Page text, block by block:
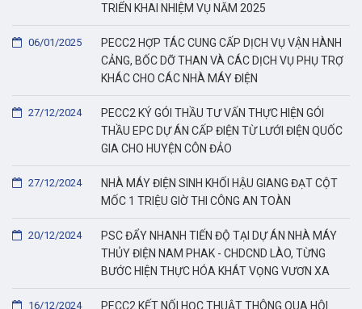
TRIỂN KHAI NHIỆM VỤ NĂM 2025
PECC2 HỢP TÁC CUNG CẤP DỊCH VỤ VẬN HÀNH
CẢNG, BỐC DỠ THAN VÀ CÁC DỊCH VỤ PHỤ TRỢ
KHÁC CHO CÁC NHÀ MÁY ĐIỆN
06/01/2025
PECC2 KÝ GÓI THẦU TƯ VẤN THỰC HIỆN GÓI
THẦU EPC DỰ ÁN CẤP ĐIỆN TỪ LƯỚI ĐIỆN QUỐC
GIA CHO HUYỆN CÔN ĐẢO
27/12/2024
NHÀ MÁY ĐIỆN SINH KHỐI HẬU GIANG ĐẠT CỘT
MỐC 1 TRIỆU GIỜ THI CÔNG AN TOÀN
27/12/2024
PSC ĐẨY NHANH TIẾN ĐỘ TẠI DỰ ÁN NHÀ MÁY
THỦY ĐIỆN NAM PHAK - CHDCND LÀO, TỪNG
BƯỚC HIỆN THỰC HÓA KHÁT VỌNG VƯƠN XA
20/12/2024
PECC2 KẾT NỐI HỌC THUẬT THÔNG QUA HỘI
16/12/2024